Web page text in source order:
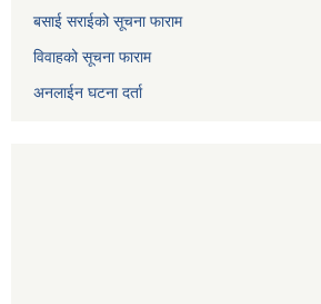
बसाई सराईको सूचना फाराम
विवाहको सूचना फाराम
अनलाईन घटना दर्ता